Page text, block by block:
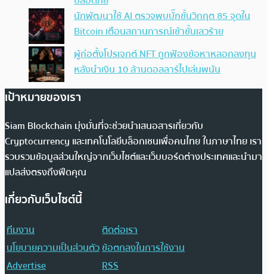
นักพัฒนาใช้ AI ตรวจพบบั๊กขั้นวิกฤต 85 จุดใน
Bitcoin เตือนสถานการณ์เข้าขั้นเลวร้าย
ผู้ก่อตั้งโปรเจกต์ NFT ถูกฟ้องข้อหาหลอกลงทุน
หลังนำเงิน 10 ล้านดอลลาร์ไปเล่นพนัน
เป้าหมายของเรา
Siam Blockchain มุ่งมั่นที่จะช่วยนำเสนอสารเกี่ยวกับ
Cryptocurrency และเทคโนโลยีบล็อกเชนเพื่อคนไทย ในภาษาไทย เรา
รวบรวมข้อมูลส่วนใหญ่จากเว็บไซต์และเว็บบอร์ดต่างประเทศและนำมา
แปลส่งตรงถึงฟีดคุณ
เกี่ยวกับเว็บไซต์นี้
ทีมงาน
ติดต่อเรา
นโยบายความเป็นส่วนตัวข้อตกลงในการใช้งาน
Advertise
RSS